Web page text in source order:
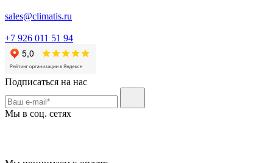
sales@climatis.ru
+7 926 011 51 94
Подписаться на нас
Мы в соц. сетях